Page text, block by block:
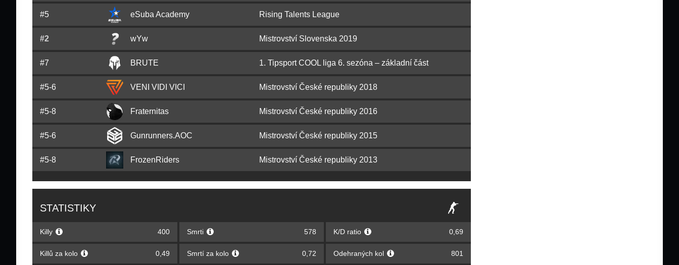
#5 eSuba Academy Rising Talents League
#2 wYw Mistrovství Slovenska 2019
#7 BRUTE 1. Tipsport COOL liga 6. sezóna – základní část
#5-6 VENI VIDI VICI Mistrovství České republiky 2018
#5-8 Fraternitas Mistrovství České republiky 2016
#5-6 Gunrunners.AOC Mistrovství České republiky 2015
#5-8 FrozenRiders Mistrovství České republiky 2013
STATISTIKY
Killy 400 Smrti 578 K/D ratio 0,69
Killů za kolo 0,49 Smrtí za kolo 0,72 Odehraných kol 801